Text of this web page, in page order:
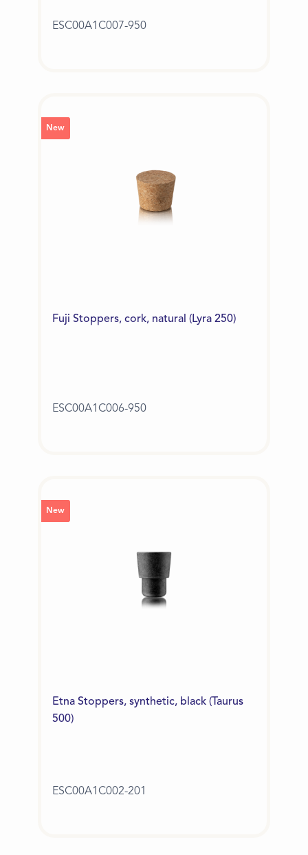
ESC00A1C007-950
New
Fuji Stoppers, cork, natural (Lyra 250)
ESC00A1C006-950
New
Etna Stoppers, synthetic, black (Taurus
500)
ESC00A1C002-201